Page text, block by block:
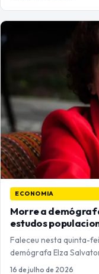
ECONOMIA
Morre a
estudos
Faleceu nesta quinta-
demógrafa Elza
16 de julho de 2026